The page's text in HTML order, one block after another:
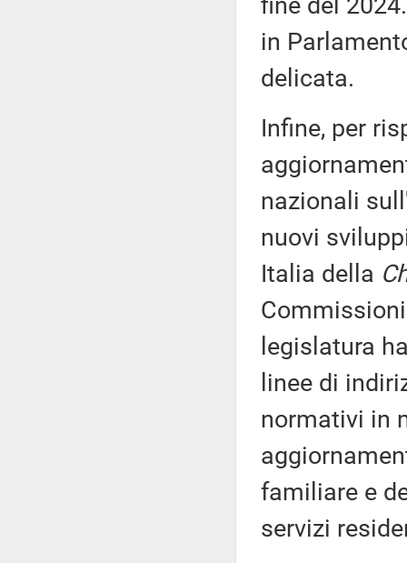
in
delicata.
Infine, per
nazionali
nuovi
Italia della
legislatura
linee di
normativi in
familiare e
servizi